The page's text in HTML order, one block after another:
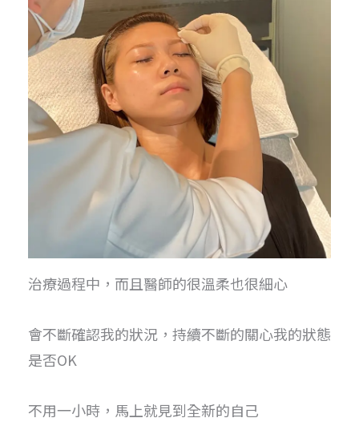
治療過程中，而且醫師的很溫柔也很細心
會不斷確認我的狀況，持續不斷的關心我的狀態
是否OK
不用一小時，馬上就見到全新的自己